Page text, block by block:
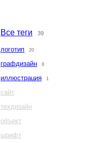
Все теги 39
логотип 20
графдизайн 8
иллюстрация 1
сайт
техдизайн
объект
шрифт